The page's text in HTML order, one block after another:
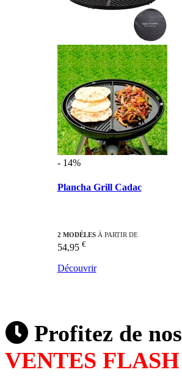
- 14%
Plancha Grill Cadac
2 MODÈLESÀ PARTIR DE
54,95 €
Découvrir
Profitez de nos
VENTES FLASH